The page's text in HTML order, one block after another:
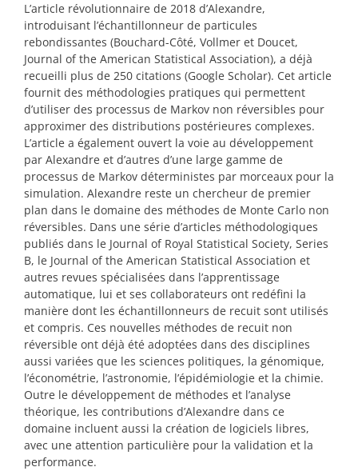
L’article révolutionnaire de 2018 d’Alexandre,
introduisant l’échantillonneur de particules
rebondissantes (Bouchard-Côté, Vollmer et Doucet,
Journal of the American Statistical Association), a déjà
recueilli plus de 250 citations (Google Scholar). Cet article
fournit des méthodologies pratiques qui permettent
d’utiliser des processus de Markov non réversibles pour
approximer des distributions postérieures complexes.
L’article a également ouvert la voie au développement
par Alexandre et d’autres d’une large gamme de
processus de Markov déterministes par morceaux pour la
simulation. Alexandre reste un chercheur de premier
plan dans le domaine des méthodes de Monte Carlo non
réversibles. Dans une série d’articles méthodologiques
publiés dans le Journal of Royal Statistical Society, Series
B, le Journal of the American Statistical Association et
autres revues spécialisées dans l’apprentissage
automatique, lui et ses collaborateurs ont redéfini la
manière dont les échantillonneurs de recuit sont utilisés
et compris. Ces nouvelles méthodes de recuit non
réversible ont déjà été adoptées dans des disciplines
aussi variées que les sciences politiques, la génomique,
l’économétrie, l’astronomie, l’épidémiologie et la chimie.
Outre le développement de méthodes et l’analyse
théorique, les contributions d’Alexandre dans ce
domaine incluent aussi la création de logiciels libres,
avec une attention particulière pour la validation et la
performance.